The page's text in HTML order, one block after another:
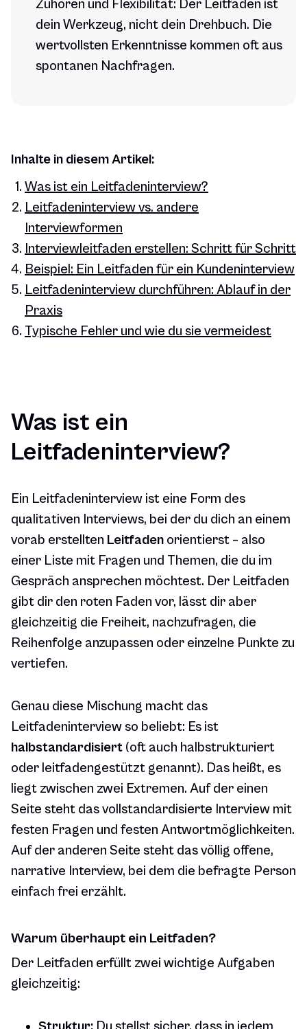
Zuhören und Flexibilität: Der Leitfaden ist
dein Werkzeug, nicht dein Drehbuch. Die
wertvollsten Erkenntnisse kommen oft aus
spontanen Nachfragen.
Inhalte in diesem Artikel:
Was ist ein Leitfadeninterview?
Leitfadeninterview vs. andere
Interviewformen
Interviewleitfaden erstellen: Schritt für Schritt
Beispiel: Ein Leitfaden für ein Kundeninterview
Leitfadeninterview durchführen: Ablauf in der
Praxis
Typische Fehler und wie du sie vermeidest
Was ist ein
Leitfadeninterview?
Ein Leitfadeninterview ist eine Form des
qualitativen Interviews, bei der du dich an einem
vorab erstellten Leitfaden orientierst – also
einer Liste mit Fragen und Themen, die du im
Gespräch ansprechen möchtest. Der Leitfaden
gibt dir den roten Faden vor, lässt dir aber
gleichzeitig die Freiheit, nachzufragen, die
Reihenfolge anzupassen oder einzelne Punkte zu
vertiefen.
Genau diese Mischung macht das
Leitfadeninterview so beliebt: Es ist
halbstandardisiert (oft auch halbstrukturiert
oder leitfadengestützt genannt). Das heißt, es
liegt zwischen zwei Extremen. Auf der einen
Seite steht das vollstandardisierte Interview mit
festen Fragen und festen Antwortmöglichkeiten.
Auf der anderen Seite steht das völlig offene,
narrative Interview, bei dem die befragte Person
einfach frei erzählt.
Warum überhaupt ein Leitfaden?
Der Leitfaden erfüllt zwei wichtige Aufgaben
gleichzeitig: